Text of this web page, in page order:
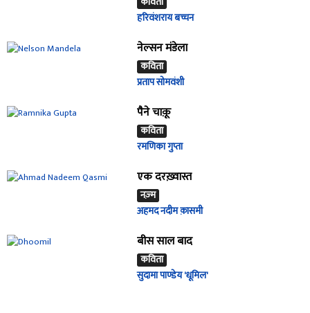
हरिवंशराय बच्चन
नेल्सन मंडेला
कविता
प्रताप सोमवंशी
पैने चाक़ू
कविता
रमणिका गुप्ता
एक दरख़्वास्त
नज़्म
अहमद नदीम क़ासमी
बीस साल बाद
कविता
सुदामा पाण्डेय 'धूमिल'